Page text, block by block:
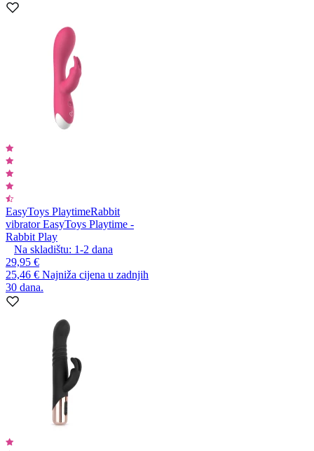
EasyToys PlaytimeRabbit
vibrator EasyToys Playtime -
Rabbit Play
Na skladištu: 1-2 dana
29,95 €
25,46 € Najniža cijena u zadnjih
30 dana.